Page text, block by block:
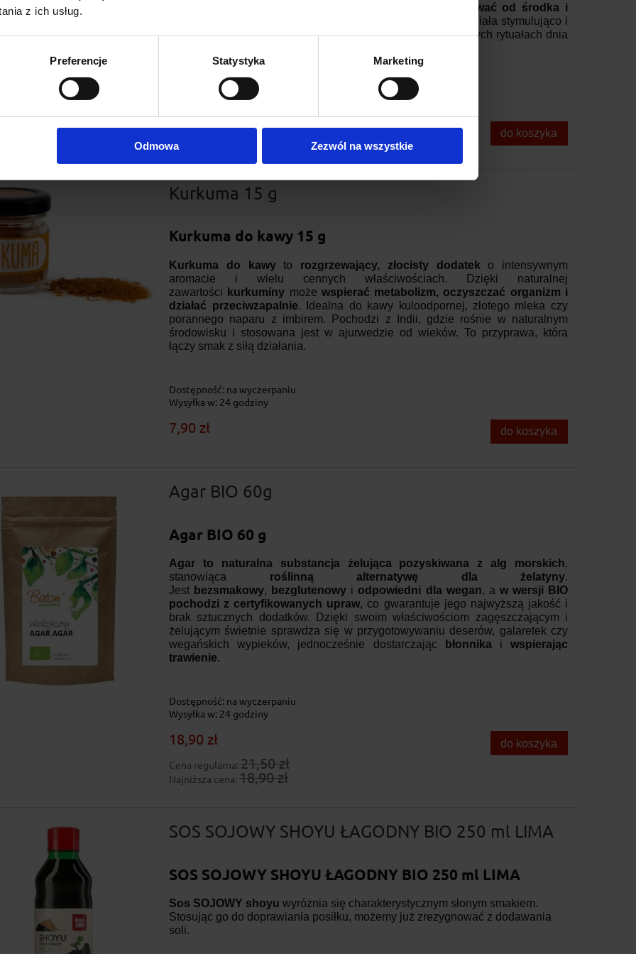
z ich usług.
Preferencje Statystyka Marketing
Odmowa Zezwól na wszystkie
wspierać metabolizm, rozgrzewać od środka i
. Jej wyrazista, lekko ostra kompozycja działa stymulująco i
zmysłowo. To przyprawa stworzona z myślą o energetyzujących rytuałach dnia
Dostępność:
na wyczerpaniu
24 godziny
13,20 zł do koszyka
Kurkuma 15 g
Kurkuma do kawy 15 g
Kurkuma do kawyto rozgrzewający, złocisty dodatek o intensywnym
aromacie i wielu cennych właściwościach. Dzięki naturalnej
zawartości kurkuminy może wspierać metabolizm, oczyszczać organizm i
działać przeciwzapalnie. Idealna do kawy kuloodpornej, złotego mleka czy
porannego naparu z imbirem. Pochodzi z Indii, gdzie rośnie w naturalnym
środowisku i stosowana jest w ajurwedzie od wieków. To przyprawa, która
łączy smak z siłą działania.
Dostępność: na wyczerpaniu
Wysyłka w: 24 godziny
7,90 zł do koszyka
Agar BIO 60g
Agar BIO 60 g
Agar to naturalna substancja żelująca pozyskiwana z alg morskich,
stanowiąca roślinną alternatywę dla żelatyny.
Jest bezsmakowy, bezglutenowy i odpowiedni dla wegan, a w wersji BIO
pochodzi z certyfikowanych upraw, co gwarantuje jego najwyższą jakość i
brak sztucznych dodatków. Dzięki swoim właściwościom zagęszczającym i
żelującym świetnie sprawdza się w przygotowywaniu deserów, galaretek czy
wegańskich wypieków, jednocześnie dostarczając
błonnikai wspierając
trawienie.
Dostępność: na wyczerpaniu
Wysyłka w: 24 godziny
18,90 zł
Cena regularna:21,50 zł
Najniższa cena:18,90 zł
do koszyka
SOS SOJOWY SHOYU ŁAGODNY BIO 250 ml LIMA
SOS SOJOWY SHOYU ŁAGODNY BIO 250 ml LIMA
Sos SOJOWY shoyu wyróżnia się charakterystycznym słonym smakiem.
Stosując go do doprawiania posiłku, możemy już zrezygnować z dodawania
soli.